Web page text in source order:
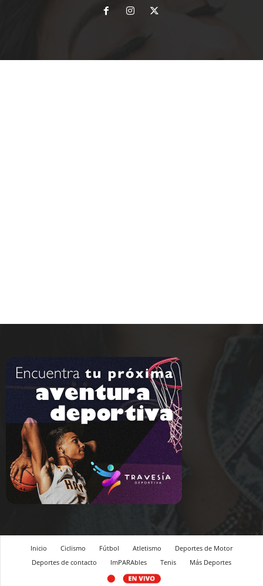
Inicio Ciclismo Fútbol Atletismo
Deportes de Motor
Deportes de contacto
ImPARAbles Tenis Más Deportes